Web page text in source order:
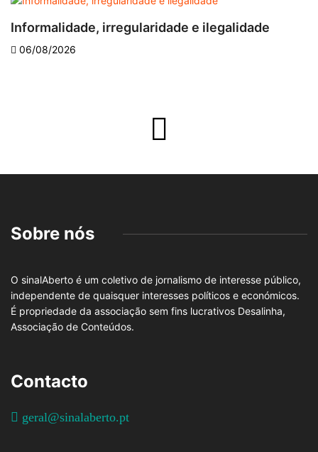
Informalidade, irregularidade e ilegalidade
06/08/2026
Sobre nós
O sinalAberto é um coletivo de jornalismo de interesse público,
independente de quaisquer interesses políticos e económicos.
É propriedade da associação sem fins lucrativos Desalinha,
Associação de Conteúdos.
Contacto
geral@sinalaberto.pt